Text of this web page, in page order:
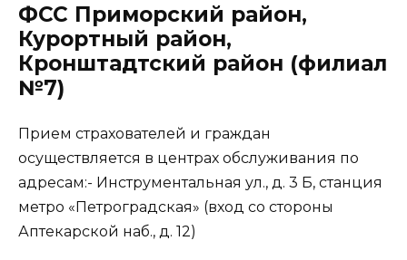
ФСС Приморский район,
Курортный район,
Кронштадтский район (филиал
№7)
Прием страхователей и граждан
осуществляется в центрах обслуживания по
адресам:- Инструментальная ул., д. 3 Б, станция
метро «Петроградская» (вход со стороны
Аптекарской наб., д. 12)